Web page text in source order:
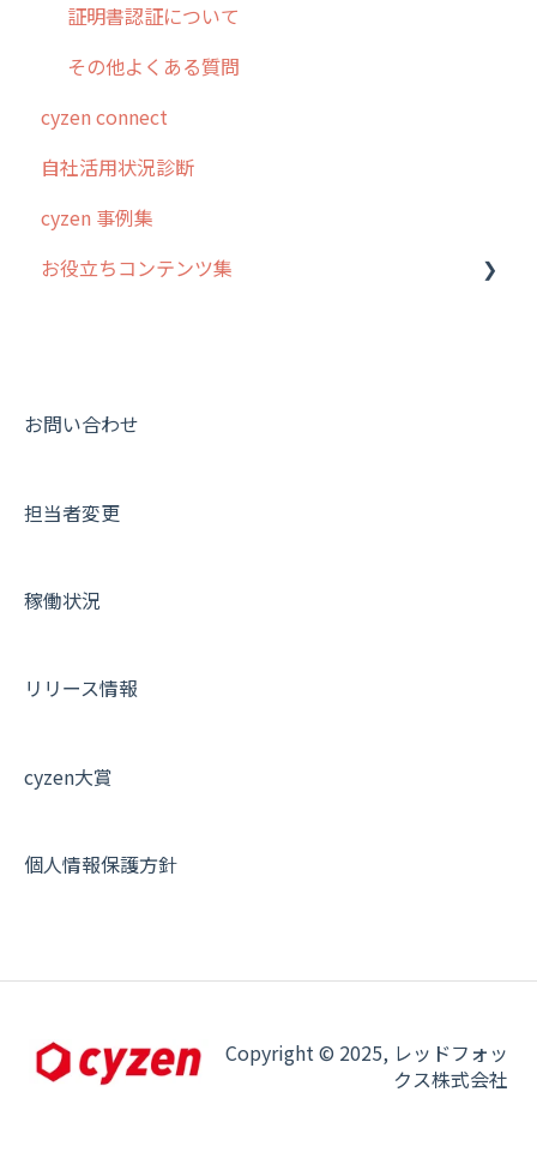
証明書認証について
その他よくある質問
cyzen connect
自社活用状況診断
cyzen 事例集
お役立ちコンテンツ集
動画集：共通
お問い合わせ
担当者変更
稼働状況
リリース情報
cyzen大賞
個人情報保護方針
Copyright © 2025, レッドフォッ
クス株式会社